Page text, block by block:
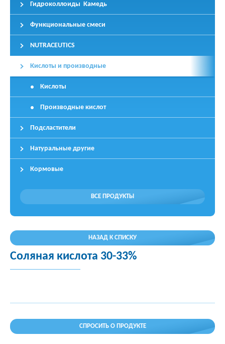
Гидроколлоиды Камедь
Функциональные смеси
NUTRACEUTICS
Кислоты и производные
Кислоты
Производные кислот
Подсластители
Натуральные другие
Кормовые
ВСЕ ПРОДУКТЫ
НАЗАД К СПИСКУ
Соляная кислота 30-33%
СПРОСИТЬ О ПРОДУКТЕ